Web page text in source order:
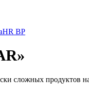
HR BP
сложных продуктов